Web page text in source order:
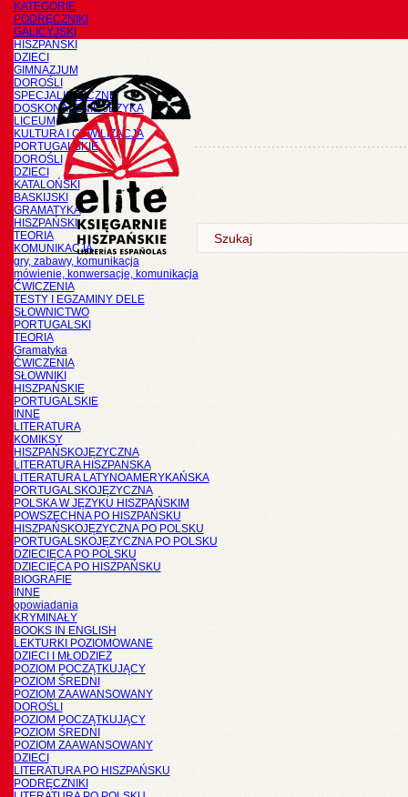
KATEGORIE
PODRĘCZNIKI
GALICYJSKI
HISZPAŃSKI
DZIECI
GIMNAZJUM
DOROŚLI
SPECJALISTYCZNE
DOSKONALENIE JĘZYKA
LICEUM
KULTURA I CYWILIZACJA
PORTUGALSKIE
DOROŚLI
DZIECI
KATALOŃSKI
BASKIJSKI
GRAMATYKA
HISZPAŃSKI
TEORIA
KOMUNIKACJA
gry, zabawy, komunikacja
mówienie, konwersacje, komunikacja
ĆWICZENIA
TESTY I EGZAMINY DELE
SŁOWNICTWO
PORTUGALSKI
TEORIA
Gramatyka
ĆWICZENIA
SŁOWNIKI
HISZPAŃSKIE
PORTUGALSKIE
INNE
LITERATURA
KOMIKSY
HISZPAŃSKOJĘZYCZNA
LITERATURA HISZPANSKA
LITERATURA LATYNOAMERYKAŃSKA
PORTUGALSKOJĘZYCZNA
POLSKA W JĘZYKU HISZPAŃSKIM
POWSZECHNA PO HISZPAŃSKU
HISZPAŃSKOJĘZYCZNA PO POLSKU
PORTUGALSKOJĘZYCZNA PO POLSKU
DZIECIĘCA PO POLSKU
DZIECIĘCA PO HISZPAŃSKU
BIOGRAFIE
INNE
opowiadania
KRYMINAŁY
BOOKS IN ENGLISH
LEKTURKI POZIOMOWANE
DZIECI I MŁODZIEŻ
POZIOM POCZĄTKUJĄCY
POZIOM ŚREDNI
POZIOM ZAAWANSOWANY
DOROŚLI
POZIOM POCZĄTKUJĄCY
POZIOM ŚREDNI
POZIOM ZAAWANSOWANY
DZIECI
LITERATURA PO HISZPAŃSKU
PODRĘCZNIKI